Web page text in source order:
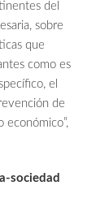
del
sobre
que
como es
el
de
económico”,
sociedad